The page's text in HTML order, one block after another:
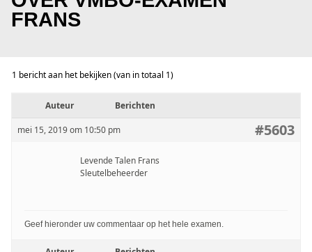
FRANS
1 bericht aan het bekijken (van in totaal 1)
Auteur Berichten
mei 15, 2019 om 10:50 pm #5603
Levende Talen Frans
Sleutelbeheerder
Geef hieronder uw commentaar op het hele examen.